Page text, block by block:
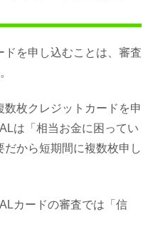
を申し込むことは、審査
枚クレジットカードを申
は「相当お金に困ってい
から短期間に複数枚申し
カードの審査では「信